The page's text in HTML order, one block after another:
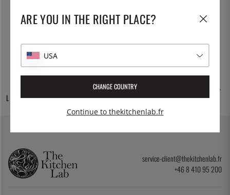
LIVRAISON GRATUITE
DES MILLIERS DE
30 JOURS D'ACHAT
service-client@thekitchenlab.fr
+46 8 410 95 200
ARE YOU IN THE RIGHT PLACE?
USA
CHANGE COUNTRY
Continue to thekitchenlab.fr